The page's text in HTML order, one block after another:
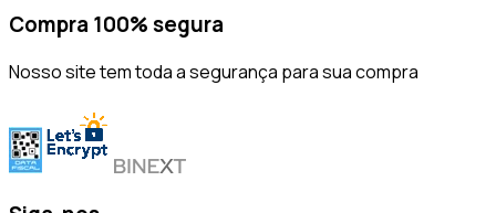
Compra 100% segura
Nosso site tem toda a segurança para sua compra